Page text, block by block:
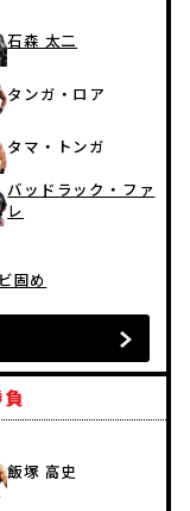
石森 太二
タンガ・ロア
タマ・トンガ
バッドラック・ファ
レ
固め
飯塚 高史